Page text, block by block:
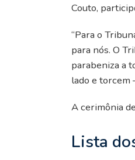
Couto,
“Para o
para nós. O
parabeniza a
lado e torcem
A cerimônia
Lista